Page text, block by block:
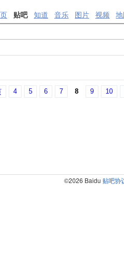
贴吧 知道 音乐 图片 视频
4 5 6 7 8 9 10
©2026 Baidu 贴吧协